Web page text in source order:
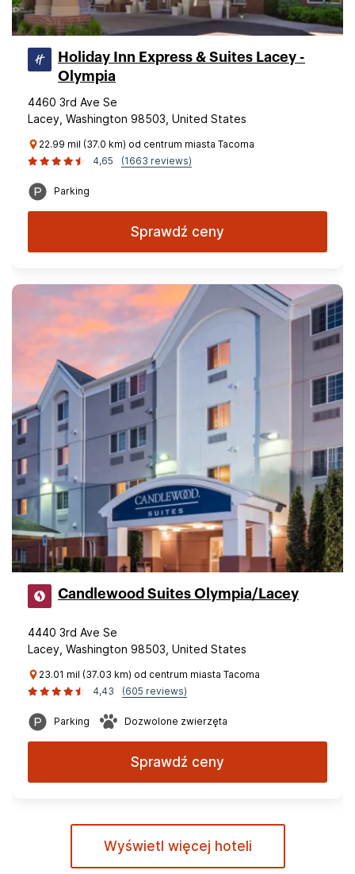
Holiday Inn Express & Suites Lacey -
Olympia
4460 3rd Ave Se
Lacey, Washington 98503, United States
22.99 mil (37.0 km) od centrum miasta Tacoma
4,65
(1663 reviews)
Parking
Sprawdź ceny
Candlewood Suites Olympia/Lacey
4440 3rd Ave Se
Lacey, Washington 98503, United States
23.01 mil (37.03 km) od centrum miasta Tacoma
4,43
(605 reviews)
Parking Dozwolone zwierzęta
Sprawdź ceny
Wyświetl więcej hoteli